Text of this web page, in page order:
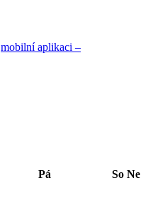
mobilní aplikaci –
Pá So Ne